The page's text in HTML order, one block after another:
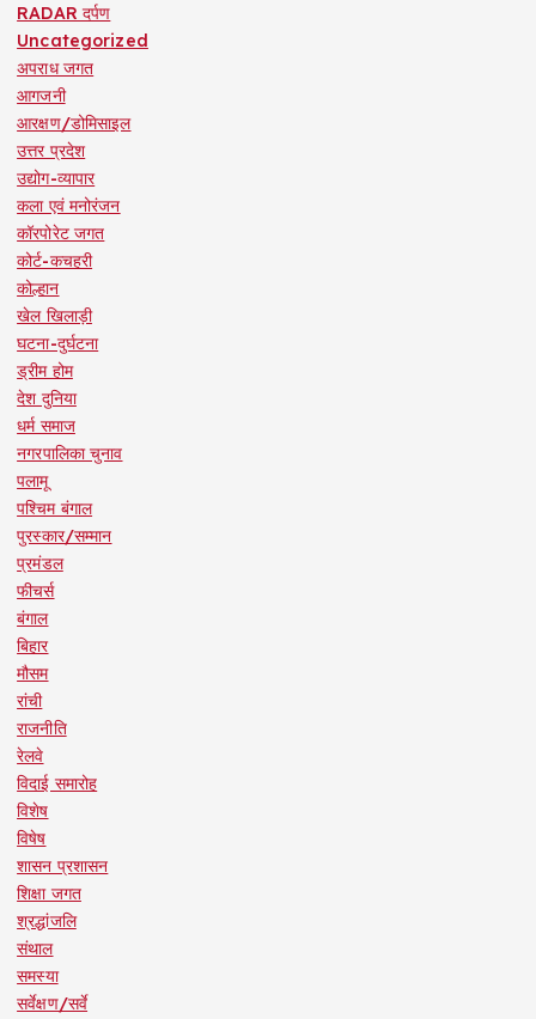
RADAR दर्पण
Uncategorized
अपराध जगत
आगजनी
आरक्षण/डोमिसाइल
उत्तर प्रदेश
उद्योग-व्यापार
कला एवं मनोरंजन
कॉरपोरेट जगत
कोर्ट-कचहरी
कोल्हान
खेल खिलाड़ी
घटना-दुर्घटना
ड्रीम होम
देश दुनिया
धर्म समाज
नगरपालिका चुनाव
पलामू
पश्चिम बंगाल
पुरस्कार/सम्मान
प्रमंडल
फीचर्स
बंगाल
बिहार
मौसम
रांची
राजनीति
रेलवे
विदाई समारोह
विशेष
विषेष
शासन प्रशासन
शिक्षा जगत
श्रद्धांजलि
संथाल
समस्या
सर्वेक्षण/सर्वे